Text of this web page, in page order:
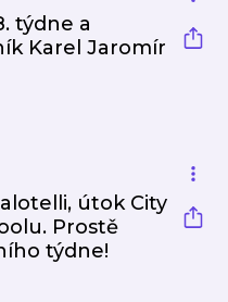
týdne a
Karel Jaromír
útok City
Prostě
týdne!